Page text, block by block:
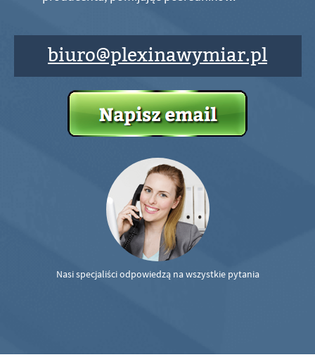
biuro@plexinawymiar.pl
Nasi specjaliści odpowiedzą na wszystkie pytania